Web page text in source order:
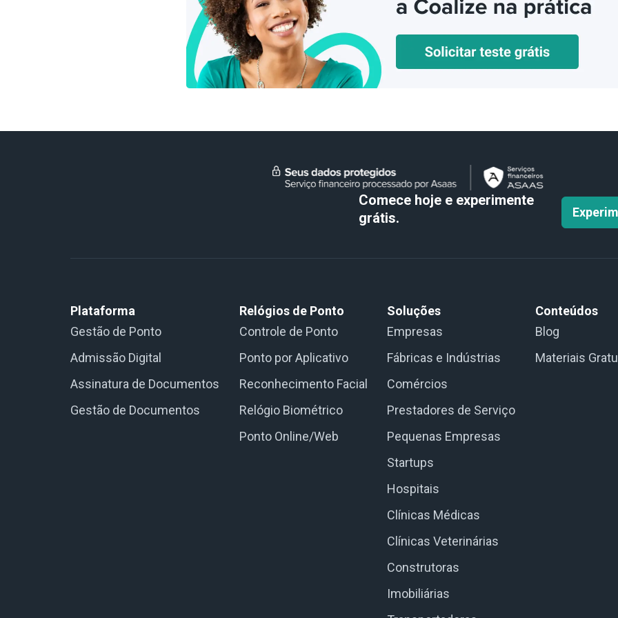
Comece hoje e experimente
grátis.
Plataforma
Gestão de Ponto
Admissão Digital
Assinatura de Documentos
Gestão de Documentos
Relógios de Ponto
Controle de Ponto
Ponto por Aplicativo
Reconhecimento Facial
Relógio Biométrico
Ponto Online/Web
Soluções
Empresas
Fábricas e Indústrias
Comércios
Prestadores de Serviço
Pequenas Empresas
Startups
Hospitais
Clínicas Médicas
Clínicas Veterinárias
Construtoras
Imobiliárias
Conteúdos
Blog
Materiais